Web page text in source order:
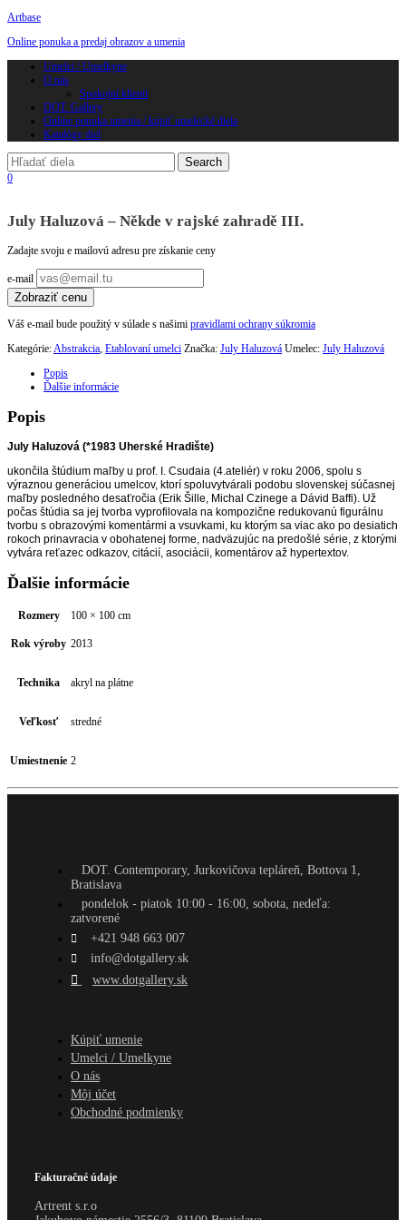
Artbase
Online ponuka a predaj obrazov a umenia
Toggle
navigation
Umelci / Umelkyne
O nás
Spokojní klienti
DOT. Gallery
Online ponuka umenia / kúpiť umelecké diela
Katalógy diel
0
July Haluzová – Někde v rajské zahradě III.
Zadajte svoju e mailovú adresu pre získanie ceny
e-mail
Zobraziť cenu
Váš e-mail bude použitý v súlade s našimi pravidlami ochrany súkromia
Kategórie:Abstrakcia, Etablovaní umelci Značka: July Haluzová Umelec: July Haluzová
Popis
Ďalšie informácie
Popis
July Haluzová (*1983 Uherské Hradište)
ukončila štúdium maľby u prof. I. Csudaia (4.ateliér) v roku 2006, spolu s
výraznou generáciou umelcov, ktorí spoluvytvárali podobu slovenskej súčasnej
maľby posledného desaťročia (Erik Šille, Michal Czinege a Dávid Baffi). Už
počas štúdia sa jej tvorba vyprofilovala na kompozične redukovanú figurálnu
tvorbu s obrazovými komentármi a vsuvkami, ku ktorým sa viac ako po desiatich
rokoch prinavracia v obohatenej forme, nadväzujúc na predošlé série, z ktorými
vytvára reťazec odkazov, citácií, asociácii, komentárov až hypertextov.
Ďalšie informácie
Rozmery 100 × 100 cm
Rok výroby 2013
Technika akryl na plátne
Veľkosť stredné
Umiestnenie 2
DOT. Contemporary, Jurkovičova tepláreň, Bottova 1,
Bratislava
pondelok - piatok 10:00 - 16:00, sobota, nedeľa:
zatvorené
+421 948 663 007
info@dotgallery.sk
www.dotgallery.sk
Kúpiť umenie
Umelci / Umelkyne
O nás
Môj účet
Obchodné podmienky
Fakturačné údaje
Artrent s.r.o